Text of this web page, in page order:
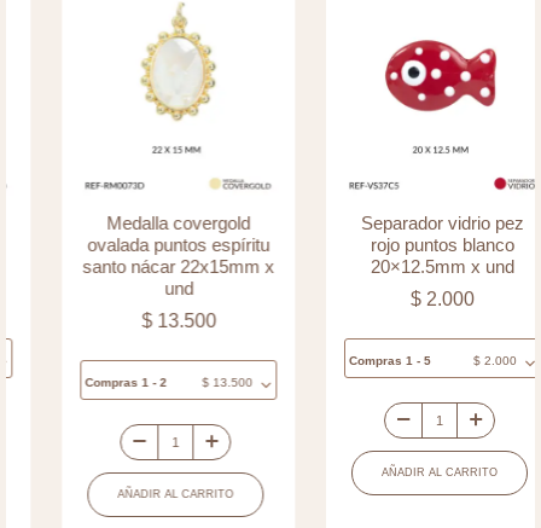
Medalla covergold
ovalada puntos espíritu
santo nácar 22x15mm x
13.500
Compras 1 - 2 $ 13.500
Medalla
covergold
ovalada
AÑADIR AL CARRITO
Separador vidrio pez
rojo puntos blanco
20×12.5mm x und
2.000
Compras 1 - 5 2.000
Separador
vidrio
pez
AÑADIR AL CARRITO